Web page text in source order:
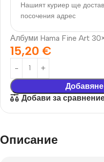
Нашият куриер ще
посочения адрес
Албуми Hama Fine Art
15,20 €
Добави за
Описание